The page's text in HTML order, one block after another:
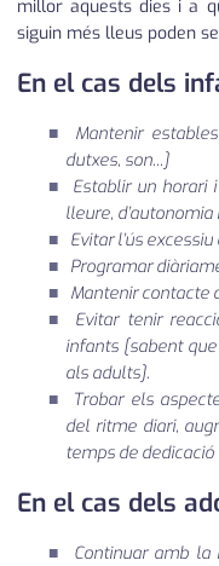
millor aquests dies i a
siguin més lleus poden
En el cas dels
Mantenir
dutxes, son...]
Establir un horari
lleure,
Evitar l’ús
Programar
Mantenir contacte
Evitar tenir
infants [sabent
als adults].
Trobar els
del ritme diari,
temps de
En el cas dels
Continuar amb